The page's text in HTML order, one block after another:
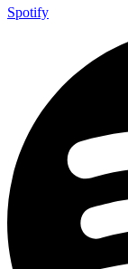
Spotify